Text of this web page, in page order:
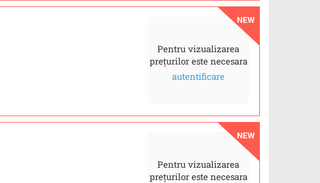
NEW
Pentru vizualizarea
prețurilor este necesara
autentificare
NEW
Pentru vizualizarea
prețurilor este necesara